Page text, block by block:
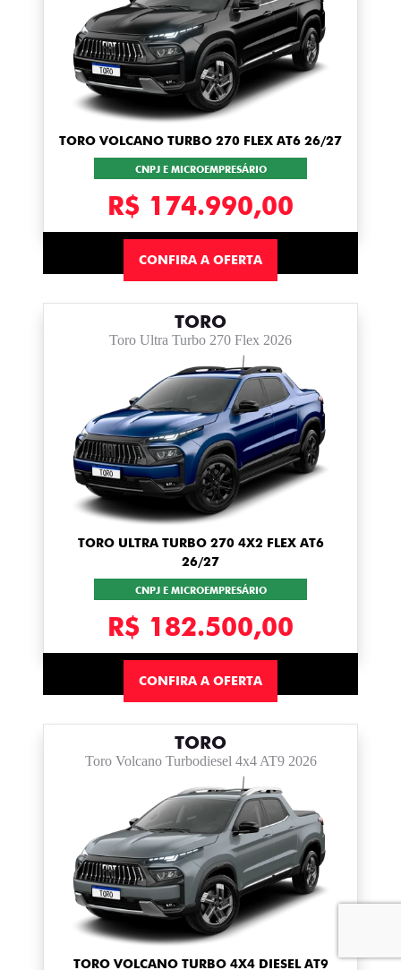
TORO VOLCANO TURBO 270 FLEX AT6 26/27
CNPJ E MICROEMPRESÁRIO
R$ 174.990,00
CONFIRA A OFERTA
TORO
Toro Ultra Turbo 270 Flex 2026
TORO ULTRA TURBO 270 4X2 FLEX AT6
26/27
CNPJ E MICROEMPRESÁRIO
R$ 182.500,00
CONFIRA A OFERTA
TORO
Toro Volcano Turbodiesel 4x4 AT9 2026
TORO VOLCANO TURBO 4X4 DIESEL AT9